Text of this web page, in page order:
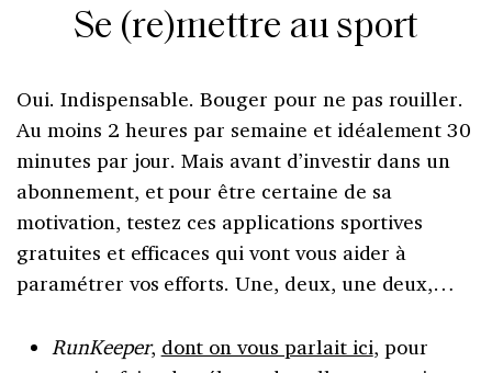
Se (re)mettre au sport
Oui. Indispensable. Bouger pour ne pas rouiller.
Au moins 2 heures par semaine et idéalement 30
minutes par jour. Mais avant d’investir dans un
abonnement, et pour être certaine de sa
motivation, testez ces applications sportives
gratuites et efficaces qui vont vous aider à
paramétrer vos efforts. Une, deux, une deux,…
RunKeeper, dont on vous parlait ici, pour